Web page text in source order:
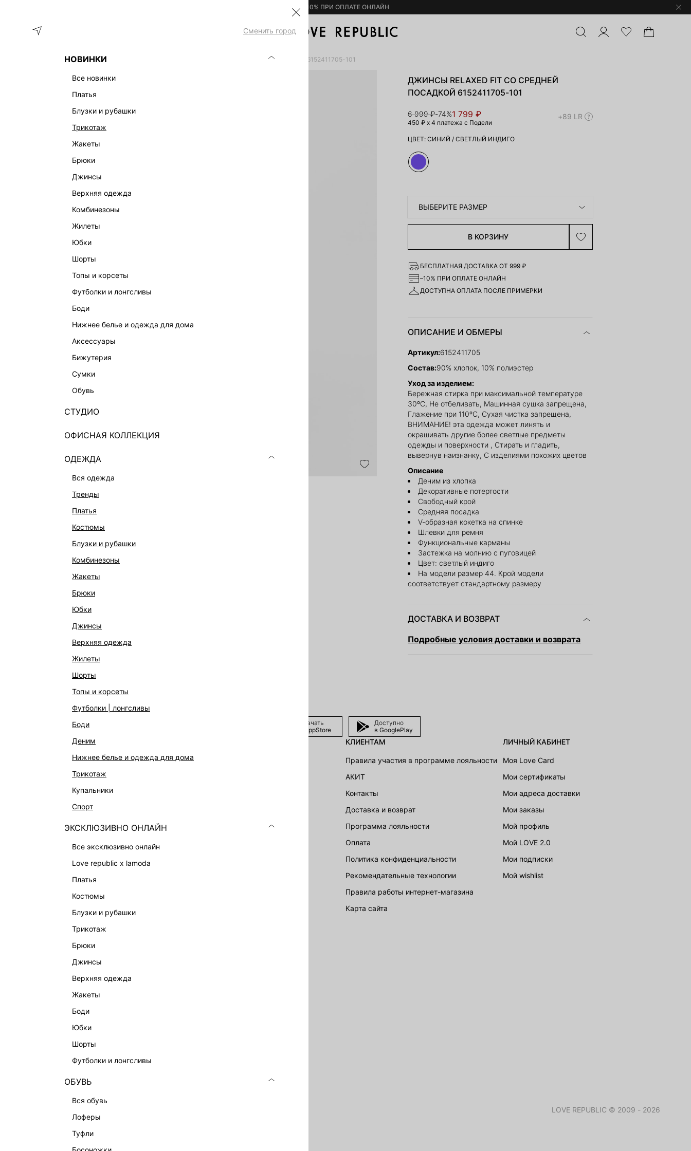
– 10% ПРИ ОПЛАТЕ ОНЛАЙН
Сменить город
НОВИНКИ
все новинки
платья
блузки и рубашки
трикотаж
жакеты
брюки
джинсы
верхняя одежда
комбинезоны
жилеты
юбки
шорты
топы и корсеты
футболки и лонгсливы
боди
нижнее белье и одежда для дома
аксессуары
бижутерия
сумки
обувь
СТУДИО
ОФИСНАЯ КОЛЛЕКЦИЯ
ОДЕЖДА
вся одежда
тренды
платья
костюмы
блузки и рубашки
комбинезоны
жакеты
брюки
юбки
джинсы
верхняя одежда
жилеты
шорты
топы и корсеты
футболки | лонгсливы
боди
деним
нижнее белье и одежда для дома
трикотаж
купальники
спорт
ЭКСКЛЮЗИВНО ОНЛАЙН
все эксклюзивно онлайн
love republic x lamoda
платья
костюмы
блузки и рубашки
трикотаж
брюки
джинсы
верхняя одежда
жакеты
боди
юбки
шорты
футболки и лонгсливы
ОБУВЬ
вся обувь
лоферы
туфли
ОДЕЖДА ДЖИНСЫ RELAXED FIT СО СРЕДНЕЙ ПОСАДКОЙ 6152411705-101
ДЖИНСЫ RELAXED FIT СО СРЕДНЕЙ
ПОСАДКОЙ 6152411705-101
6 999 ₽-74%1 799 ₽
450 ₽ x 4 платежа с Подели
+89 LR
ЦВЕТ:СИНИЙ /СВЕТЛЫЙ ИНДИГО
ВЫБЕРИТЕ РАЗМЕР
В КОРЗИНУ
БЕСПЛАТНАЯ ДОСТАВКА ОТ 999 ₽
–10% ПРИ ОПЛАТЕ ОНЛАЙН
ДОСТУПНА ОПЛАТА ПОСЛЕ ПРИМЕРКИ
ОПИСАНИЕ И ОБМЕРЫ
Артикул:6152411705
Состав:90% хлопок, 10% полиэстер
Уход за изделием:
Бережная стирка при максимальной температуре
30ºС, Не отбеливать, Машинная сушка запрещена,
Глажение при 110ºС, Сухая чистка запрещена,
ВНИМАНИЕ! эта одежда может линять и
окрашивать другие более светлые предметы
одежды и поверхности , Стирать и гладить,
вывернув наизнанку, С изделиями похожих цветов
Описание
Деним из хлопка
Декоративные потертости
Свободный крой
Средняя посадка
V-образная кокетка на спинке
Шлевки для ремня
Функциональные карманы
Застежка на молнию с пуговицей
Цвет: светлый индиго
На модели размер 44. Крой модели
соответствует стандартному размеру
ДОСТАВКА И ВОЗВРАТ
Подробные условия доставки и возврата
Скачать
в AppStore
Доступно
в GooglePlay
ОФИСНАЯ КОЛЛЕКЦИЯ
ЭКСКЛЮЗИВНО ОНЛАЙН
АКСЕССУАРЫ И УКРАШЕНИЯ
ФИНАЛЬНАЯ РАСПРОДАЖА
ПОДАРОЧНЫЕ СЕРТИФИКАТЫ
БАЛЬЗАМЫ-ТИНТЫ
ЛИМИТИРОВАННЫЕ КОЛЛЕКЦИИ
КАПСУЛЬНЫЙ ГАРДЕРОБ
В ОТТЕНКАХ СЕРОГО
LOVE REPUBLIC MAISON
Работа в LOVE REPUBLIC
КЛИЕНТАМ
Правила участия в программе лояльности
АКИТ
Контакты
Доставка и возврат
Программа лояльности
Оплата
Политика конфиденциальности
Рекомендательные технологии
Правила работы интернет-магазина
карта сайта
ЛИЧНЫЙ КАБИНЕТ
Моя Love Card
Мои сертификаты
Мои адреса доставки
Мои заказы
Мой профиль
Мой LOVE 2.0
Мои подписки
Мой wishlist
LOVE REPUBLIC © 2009 - 2026